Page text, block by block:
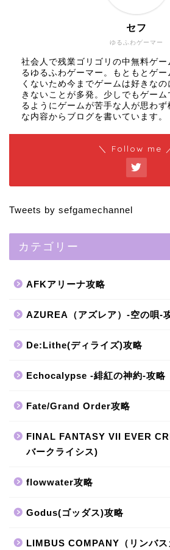
ゆるふわゲーマー
セフ
社会人で残業ゴリゴリの中無料ゲ
るゆるふわゲーマー。もともとゲ
くないため今までゲームは好きな
きないことが多発。少しでもゲーム
るようにゲームが苦手な人が思わず
な内容からブログを書いています。
＼ Follow me
Tweets by sefgamechannel
カテゴリー
AFKアリーナ攻略
AZUREA（アズレア）-空の唄-
De:Lithe(ディライズ)攻略
Echocalypse -緋紅の神約-攻略
Fate/Grand Order攻略
FINAL FANTASY VII EVER
バークライシス)
flowwater攻略
Godus(ゴッダス)攻略
LIMBUS COMPANY（リンバス